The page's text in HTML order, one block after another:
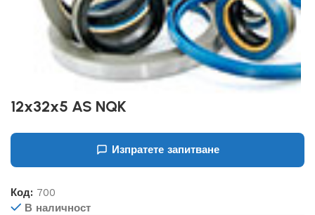
12x32x5 AS NQK
Изпратете запитване
Код: 700
В наличност